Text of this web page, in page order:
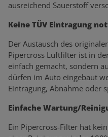
ausreichend Sauerstoff
Keine TÜV Eintragung
Der Austausch des
Pipercross Luftfilter ist in
einfach gemacht, sondern
dürfen im Auto eingebaut
Eintragung, Abnahme oder
Einfache Wartung/
Ein Pipercross-Filter hat